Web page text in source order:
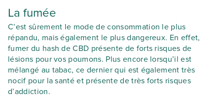
La fumée
C’est sûrement le mode de consommation le plus
répandu, mais également le plus dangereux. En effet,
fumer du hash de CBD présente de forts risques de
lésions pour vos poumons. Plus encore lorsqu’il est
mélangé au tabac, ce dernier qui est également très
nocif pour la santé et présente de très forts risques
d’addiction.